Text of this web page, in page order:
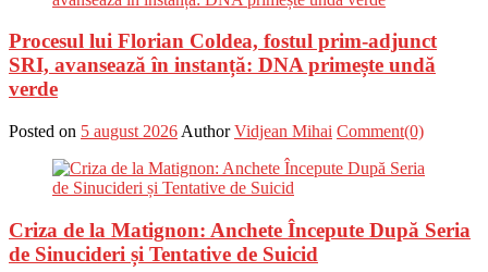
Procesul lui Florian Coldea, fostul prim-adjunct
SRI, avansează în instanță: DNA primește undă
verde
Posted on 5 august 2026 Author Vidjean Mihai Comment(0)
Criza de la Matignon: Anchete Începute După Seria
de Sinucideri și Tentative de Suicid